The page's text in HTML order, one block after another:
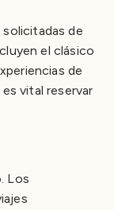
solicitadas de
el clásico
de
vital reservar
Los